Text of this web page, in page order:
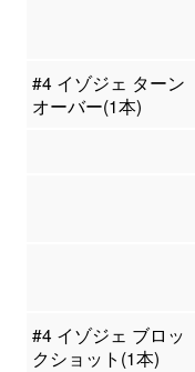
#4 イゾジェ ターン
オーバー(1本)
#4 イゾジェ ブロッ
クショット(1本)